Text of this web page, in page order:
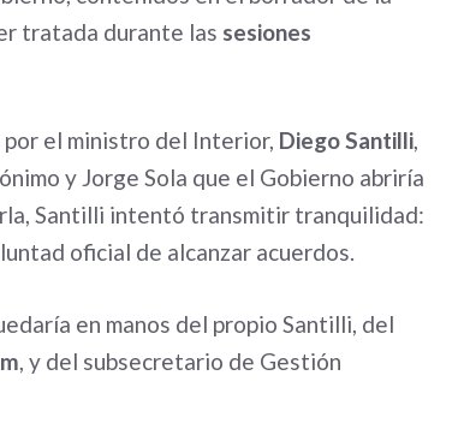
tratada durante las sesiones
el ministro del Interior, Diego Santilli,
y Jorge Sola que el Gobierno abriría
Santilli intentó transmitir tranquilidad:
oficial de alcanzar acuerdos.
en manos del propio Santilli, del
, y del subsecretario de Gestión